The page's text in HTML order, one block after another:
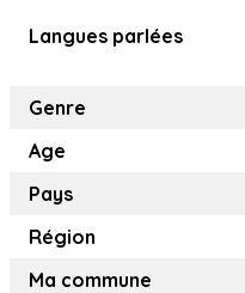
Langues parlées
Genre
Age
Pays
Région
Ma commune